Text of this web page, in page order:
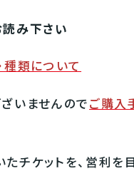
読み下さい
種類について
いませんので ご購入
チケットを、営利